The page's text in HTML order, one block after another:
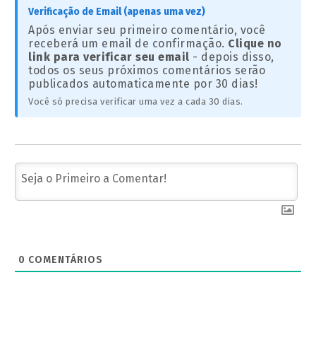
Verificação de Email (apenas uma vez)
Após enviar seu primeiro comentário, você
receberá um email de confirmação. Clique no
link para verificar seu email - depois disso,
todos os seus próximos comentários serão
publicados automaticamente por 30 dias!
Você só precisa verificar uma vez a cada 30 dias.
0 COMENTÁRIOS